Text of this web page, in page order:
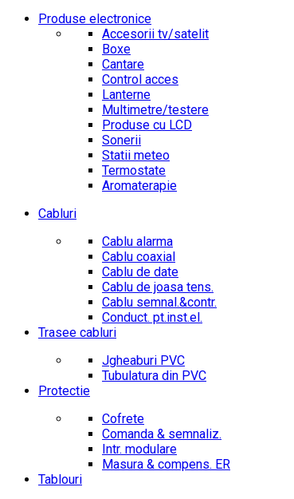
Produse electronice
Accesorii tv/satelit
Boxe
Cantare
Control acces
Lanterne
Multimetre/testere
Produse cu LCD
Sonerii
Statii meteo
Termostate
Aromaterapie
Cabluri
Cablu alarma
Cablu coaxial
Cablu de date
Cablu de joasa tens.
Cablu semnal.&contr.
Conduct. pt.inst.el.
Trasee cabluri
Jgheaburi PVC
Tubulatura din PVC
Protectie
Cofrete
Comanda & semnaliz.
Intr. modulare
Masura & compens. ER
Tablouri